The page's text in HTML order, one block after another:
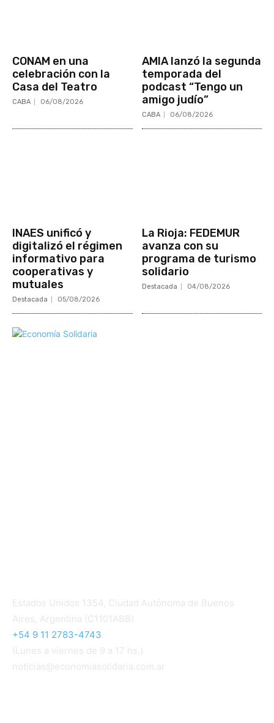
CONAM en una
celebración con la
Casa del Teatro
CABA 06/08/2026
AMIA lanzó la segunda
temporada del
podcast “Tengo un
amigo judío”
CABA 06/08/2026
INAES unificó y
digitalizó el régimen
informativo para
cooperativas y
mutuales
Destacada 05/08/2026
La Rioja: FEDEMUR
avanza con su
programa de turismo
solidario
Destacada 04/08/2026
Estados Unidos 1354, Ciudad Autónoma de Buenos
Aires, Argentina (C1101ABB)
+54 9 11 2783-4743
(Lunes a viernes de 9 a 17 hs.)
noticias@economiasolidaria.com.ar